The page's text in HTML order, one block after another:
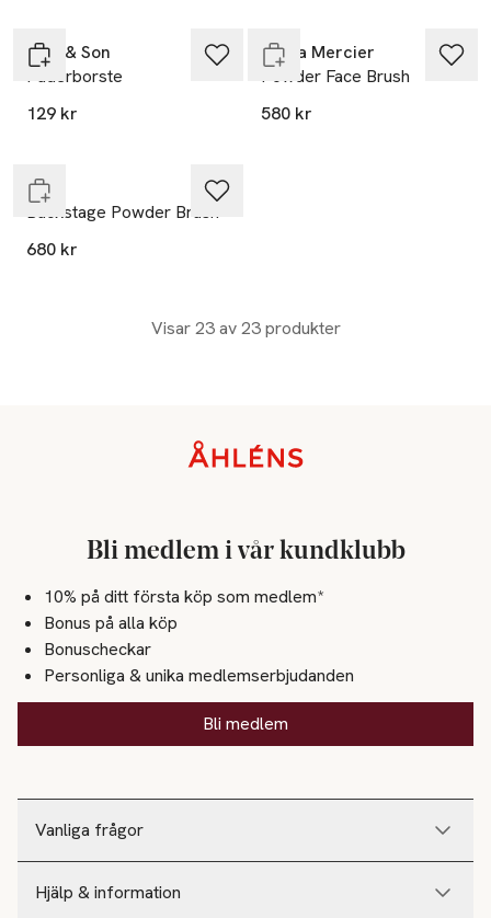
Carl & Son
Puderborste
129 kr
Laura Mercier
Powder Face Brush
580 kr
DIOR
Backstage Powder Brush
680 kr
Visar 23 av 23 produkter
Vanliga frågor
Hjälp & information
Bli medlem i vår kundklubb
10% på ditt första köp som medlem*
Bonus på alla köp
Bonuscheckar
Personliga & unika medlemserbjudanden
Bli medlem